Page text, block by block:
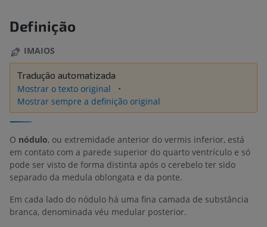
Definição
IMAIOS
Tradução automatizada
Mostrar o texto original
Mostrar sempre a definição original
O nódulo, ou extremidade anterior do vermis inferior, está
em contato com a parede superior do quarto ventrículo e só
pode ser visto de forma distinta após o cerebelo ter sido
separado da medula oblongata e da ponte.
Em cada lado do nódulo há uma fina camada de substância
branca, denominada véu medular posterior.